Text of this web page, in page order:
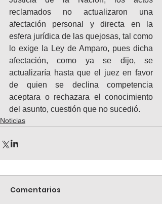
reclamados no actualizaron una
afectación personal y directa en la
esfera jurídica de las quejosas, tal como
lo exige la Ley de Amparo, pues dicha
afectación, como ya se dijo, se
actualizaría hasta que el juez en favor
de quien se declina competencia
aceptara o rechazara el conocimiento
del asunto, cuestión que no sucedió.
Noticias
Comentarios